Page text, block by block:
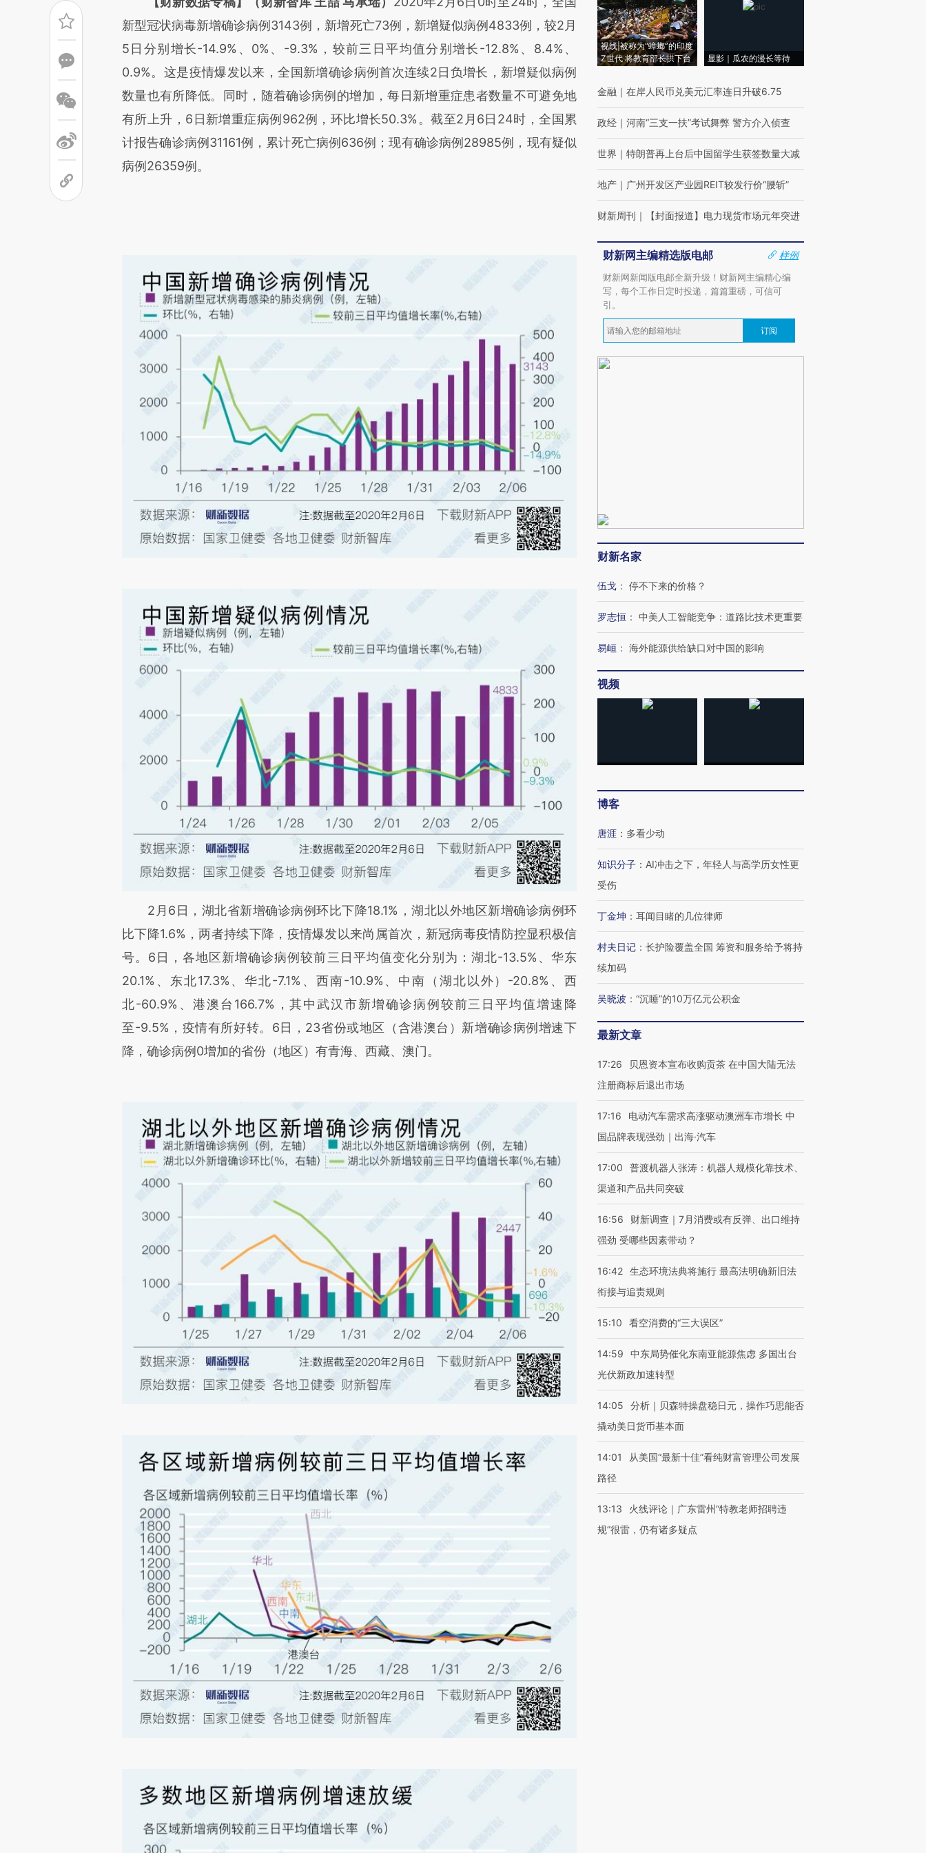
新型冠状病毒新增确诊病例3143例，新增死亡73例，新增疑似病例4833例，较2月
5日分别增长-14.9%、0%、-9.3%，较前三日平均值分别增长-12.8%、8.4%、
0.9%。这是疫情爆发以来，全国新增确诊病例首次连续2日负增长，新增疑似病例
数量也有所降低。同时，随着确诊病例的增加，每日新增重症患者数量不可避免地
有所上升，6日新增重症病例962例，环比增长50.3%。截至2月6日24时，全国累
计报告确诊病例31161例，累计死亡病例636例；现有确诊病例28985例，现有疑似
病例26359例。
2月6日，湖北省新增确诊病例环比下降18.1%，湖北以外地区新增确诊病例环
比下降1.6%，两者持续下降，疫情爆发以来尚属首次，新冠病毒疫情防控显积极信
号。6日，各地区新增确诊病例较前三日平均值变化分别为：湖北-13.5%、华东
20.1%、东北17.3%、华北-7.1%、西南-10.9%、中南（湖北以外）-20.8%、西
北-60.9%、港澳台166.7%，其中武汉市新增确诊病例较前三日平均值增速降
至-9.5%，疫情有所好转。6日，23省份或地区（含港澳台）新增确诊病例增速下
降，确诊病例0增加的省份（地区）有青海、西藏、澳门。
视线|被称为“蟑螂”的印度
Z世代 将教育部长拱下台
显影｜瓜农的漫长等待
金融 ｜ 在岸人民币兑美元汇率连日升破6.75
政经 ｜ 河南“三支一扶”考试舞弊 警方介入侦查
世界 ｜ 特朗普再上台后中国留学生获签数量大减
地产 ｜ 广州开发区产业园REIT较发行价“腰斩”
财新周刊 ｜ 【封面报道】电力现货市场元年突进
财新网主编精选版电邮
样例
财新网新闻版电邮全新升级！财新网主编精心编
写，每个工作日定时投递，篇篇重磅，可信可
引。
订阅
财新名家
伍戈 ： 停不下来的价格？
罗志恒 ： 中美人工智能竞争：道路比技术更重要
易峘 ： 海外能源供给缺口对中国的影响
视频
博客
唐涯 ： 多看少动
知识分子 ： AI冲击之下，年轻人与高学历女性更
受伤
丁金坤 ： 耳闻目睹的几位律师
村夫日记 ： 长护险覆盖全国 筹资和服务给予将持
续加码
吴晓波 ： “沉睡”的10万亿元公积金
最新文章
17:26
贝恩资本宣布收购贡茶 在中国大陆无法
注册商标后退出市场
17:16
电动汽车需求高涨驱动澳洲车市增长 中
国品牌表现强劲｜出海·汽车
17:00
普渡机器人张涛：机器人规模化靠技术、
渠道和产品共同突破
16:56
财新调查｜7月消费或有反弹、出口维持
强劲 受哪些因素带动？
16:42 生态环境法典将施行 最高法明确新旧法
衔接与追责规则
15:10 看空消费的“三大误区”
14:59
中东局势催化东南亚能源焦虑 多国出台
光伏新政加速转型
14:05
分析｜贝森特操盘稳日元，操作巧思能否
撬动美日货币基本面
14:01
从美国“最新十佳”看纯财富管理公司发展
路径
13:13
火线评论｜广东雷州“特教老师招聘违
规”很雷，仍有诸多疑点